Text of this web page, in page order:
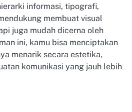
informasi, tipografi,
membuat visual
juga mudah dicerna oleh
ini, kamu bisa menciptakan
menarik secara estetika,
komunikasi yang jauh lebih